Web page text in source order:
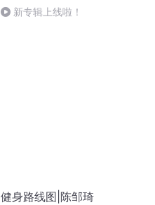
新专辑上线啦！
健身路线图|陈邹琦